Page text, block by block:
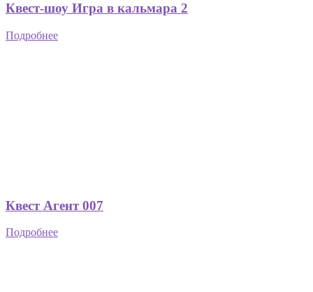
Квест-шоу Игра в кальмара 2
Подробнее
Квест Агент 007
Подробнее